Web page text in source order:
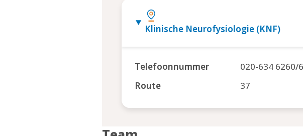
Klinische Neurofysiologie (KNF)
Telefoonnummer
020-634 6260/
Route
37